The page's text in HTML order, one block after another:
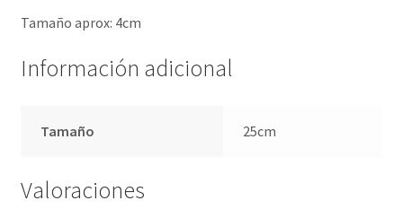
Tamaño aprox: 4cm
Información adicional
Tamaño 25cm
Valoraciones